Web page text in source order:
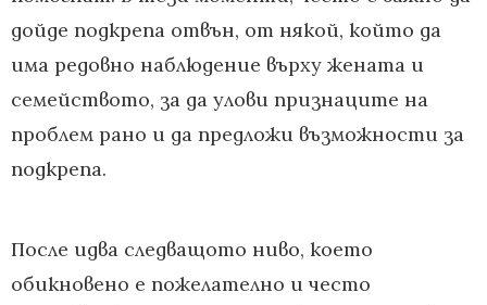
дойде подкрепа отвън, от някой, който да
има редовно наблюдение върху жената и
семейството, за да улови признаците на
проблем рано и да предложи възможности за
подкрепа.
После идва следващото ниво, което
обикновено е пожелателно и често